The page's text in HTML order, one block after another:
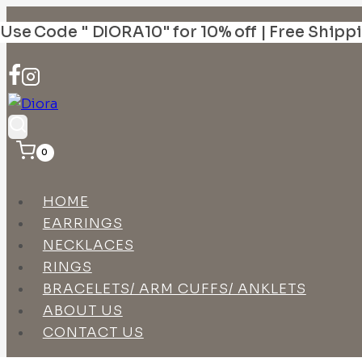
to
content
Use Code " DIORA10" for 10% off | Free
0
HOME
EARRINGS
NECKLACES
RINGS
BRACELETS/ ARM CUFFS/ ANKLETS
ABOUT US
CONTACT US